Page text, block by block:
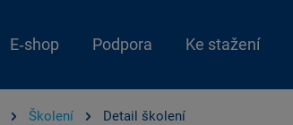
E‑shop Podpora Ke stažení
Školení Detail školení